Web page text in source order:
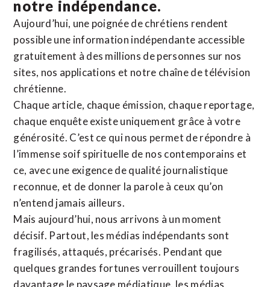
notre indépendance.
Aujourd’hui, une poignée de chrétiens rendent
possible une information indépendante accessible
gratuitement à des millions de personnes sur nos
sites, nos applications et notre chaîne de télévision
chrétienne.
Chaque article, chaque émission, chaque reportage,
chaque enquête existe uniquement grâce à votre
générosité. C’est ce qui nous permet de répondre à
l’immense soif spirituelle de nos contemporains et
ce, avec une exigence de qualité journalistique
reconnue, et de donner la parole à ceux qu’on
n’entend jamais ailleurs.
Mais aujourd’hui, nous arrivons à un moment
décisif. Partout, les médias indépendants sont
fragilisés, attaqués, précarisés. Pendant que
quelques grandes fortunes verrouillent toujours
davantage le paysage médiatique, les médias